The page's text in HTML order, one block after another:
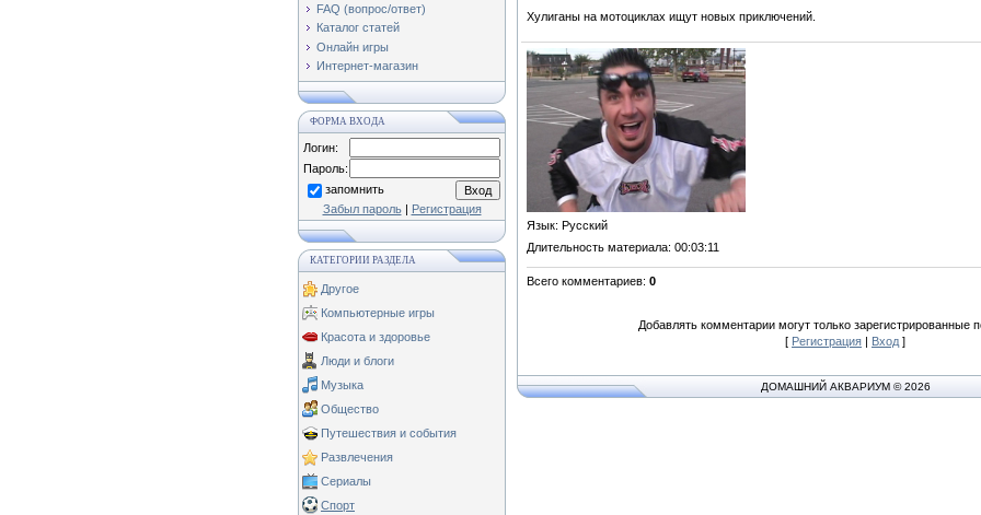
FAQ (вопрос/ответ)
Каталог статей
Онлайн игры
Интернет-магазин
ФОРМА ВХОДА
Логин:
Пароль:
запомнить
Забыл пароль| Регистрация
КАТЕГОРИИ РАЗДЕЛА
Другое
Компьютерные игры
Красота и здоровье
Люди и блоги
Музыка
Общество
Путешествия и события
Развлечения
Сериалы
Спорт
Хулиганы на мотоциклах ищут новых приключений.
Язык: Русский
Длительность материала: 00:03:11
Всего комментариев: 0
Добавлять комментарии могут только зарегистрированные
[ Регистрация | Вход ]
ДОМАШНИЙ АКВАРИУМ © 2026